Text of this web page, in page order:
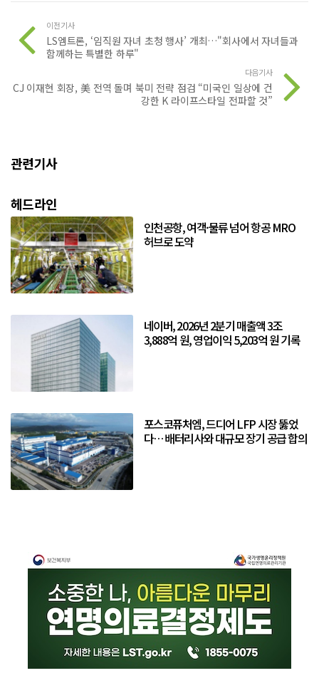
이전기사
LS엠트론, ‘임직원 자녀 초청 행사’ 개최…"회사에서 자녀들과
함께하는 특별한 하루"
다음기사
CJ 이재현 회장, 美 전역 돌며 북미 전략 점검 “미국인 일상에 건
강한 K 라이프스타일 전파할 것”
관련기사
헤드라인
인천공항, 여객·물류 넘어 항공 MRO
허브로 도약
네이버, 2026년 2분기 매출액 3조
3,888억 원, 영업이익 5,203억 원 기록
포스코퓨처엠, 드디어 LFP 시장 뚫었
다… 배터리사와 대규모 장기 공급 합의